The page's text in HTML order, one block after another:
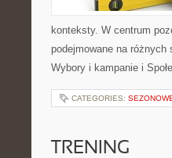
konteksty. W centrum
podejmowane na różnych
Wybory i kampanie i
CATEGORIES:
TRENING